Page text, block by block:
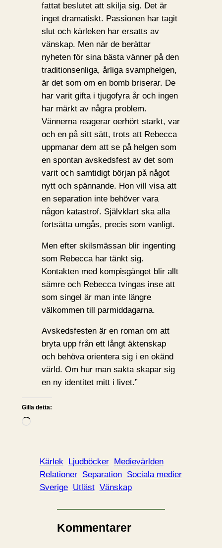
fattat beslutet att skilja sig. Det är
inget dramatiskt. Passionen har tagit
slut och kärleken har ersatts av
vänskap. Men när de berättar
nyheten för sina bästa vänner på den
traditionsenliga, årliga svamphelgen,
är det som om en bomb briserar. De
har varit gifta i tjugofyra år och ingen
har märkt av några problem.
Vännerna reagerar oerhört starkt, var
och en på sitt sätt, trots att Rebecca
uppmanar dem att se på helgen som
en spontan avskedsfest av det som
varit och samtidigt början på något
nytt och spännande. Hon vill visa att
en separation inte behöver vara
någon katastrof. Självklart ska alla
fortsätta umgås, precis som vanligt.
Men efter skilsmässan blir ingenting
som Rebecca har tänkt sig.
Kontakten med kompisgänget blir allt
sämre och Rebecca tvingas inse att
som singel är man inte längre
välkommen till parmiddagarna.
Avskedsfesten är en roman om att
bryta upp från ett långt äktenskap
och behöva orientera sig i en okänd
värld. Om hur man sakta skapar sig
en ny identitet mitt i livet.”
Gilla detta:
L
Kärlek Ljudböcker Medievärlden
Relationer Separation Sociala medier
Sverige Utläst Vänskap
Kommentarer